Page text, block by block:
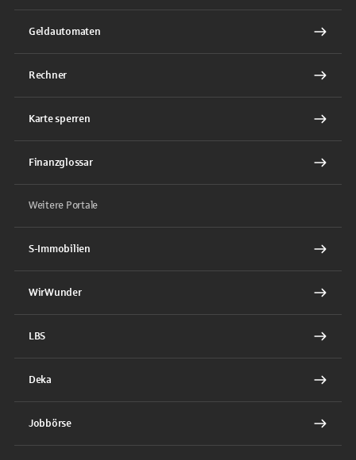
Geldautomaten
Rechner
Karte sperren
Finanzglossar
Weitere Portale
S-Immobilien
WirWunder
LBS
Deka
Jobbörse